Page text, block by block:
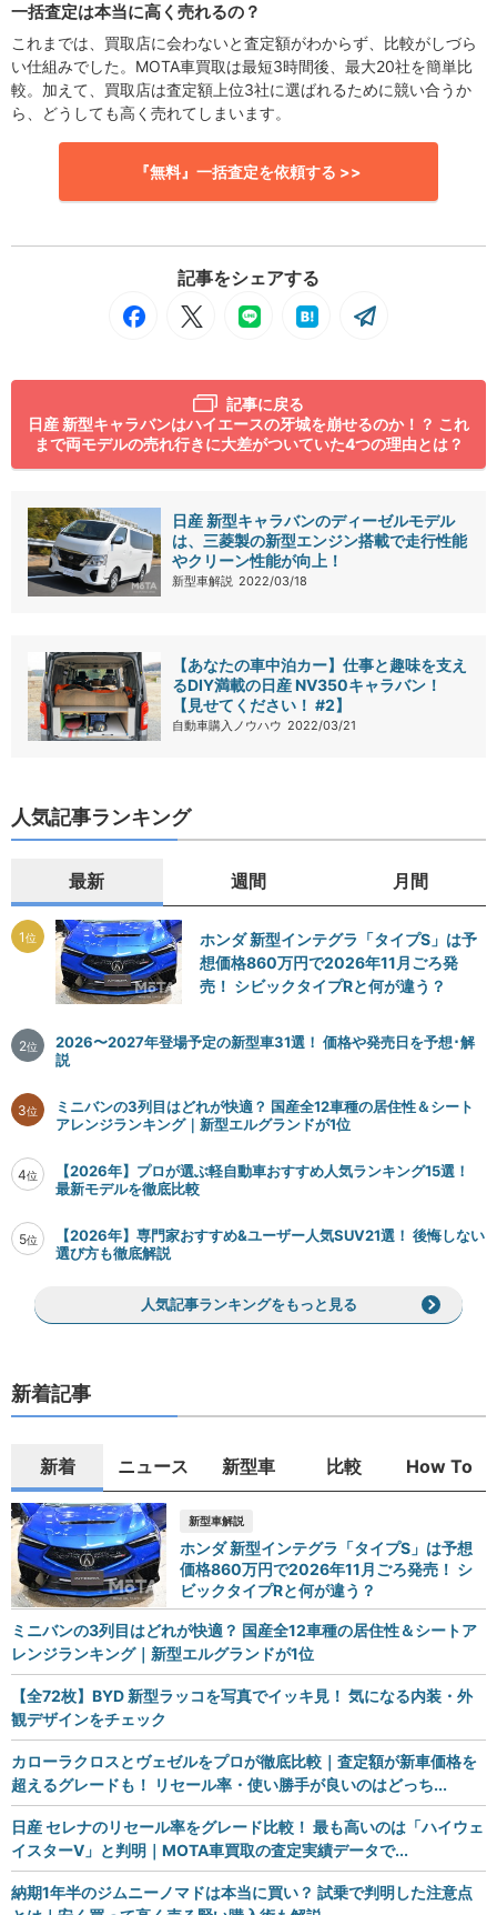
一括査定は本当に高く売れるの？
これまでは、買取店に会わないと査定額がわからず、比較がしづら
い仕組みでした。MOTA車買取は最短3時間後、最大20社を簡単比
較。加えて、買取店は査定額上位3社に選ばれるために競い合うか
ら、どうしても高く売れてしまいます。
『無料』一括査定を依頼する >>
記事をシェアする
記事に戻る
日産 新型キャラバンはハイエースの牙城を崩せるのか！？ これ
まで両モデルの売れ行きに大差がついていた4つの理由とは？
日産 新型キャラバンのディーゼルモデル
は、三菱製の新型エンジン搭載で走行性能
やクリーン性能が向上！
新型車解説 2022/03/18
【あなたの車中泊カー】仕事と趣味を支え
るDIY満載の日産 NV350キャラバン！
【見せてください！ #2】
自動車購入ノウハウ 2022/03/21
人気記事ランキング
最新 週間 月間
1位
ホンダ 新型インテグラ「タイプS」は予
想価格860万円で2026年11月ごろ発
売！ シビックタイプRと何が違う？
2位
2026〜2027年登場予定の新型車31選！ 価格や発売日を予想･解
説
3位
ミニバンの3列目はどれが快適？ 国産全12車種の居住性＆シート
アレンジランキング｜新型エルグランドが1位
4位
【2026年】プロが選ぶ軽自動車おすすめ人気ランキング15選！
最新モデルを徹底比較
5位
【2026年】専門家おすすめ&ユーザー人気SUV21選！ 後悔しない
選び方も徹底解説
人気記事ランキングをもっと見る
新着記事
新着 ニュース 新型車 比較 How To
新型車解説
ホンダ 新型インテグラ「タイプS」は予想
価格860万円で2026年11月ごろ発売！ シ
ビックタイプRと何が違う？
ミニバンの3列目はどれが快適？ 国産全12車種の居住性＆シートア
レンジランキング｜新型エルグランドが1位
【全72枚】BYD 新型ラッコを写真でイッキ見！ 気になる内装・外
観デザインをチェック
カローラクロスとヴェゼルをプロが徹底比較｜査定額が新車価格を
超えるグレードも！ リセール率・使い勝手が良いのはどっち...
日産 セレナのリセール率をグレード比較！ 最も高いのは「ハイウェ
イスターV」と判明｜MOTA車買取の査定実績データで...
納期1年半のジムニーノマドは本当に買い？ 試乗で判明した注意点